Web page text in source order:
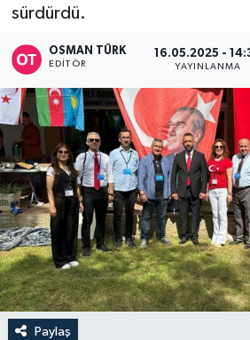
sürdürdü.
OSMAN TÜRK
EDITÖR
16.05.2025 -
YAYINLANMA
Paylaş